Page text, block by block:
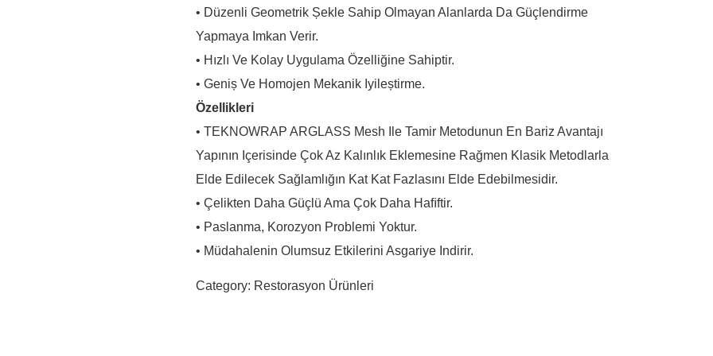
• Düzenli Geometrik Șekle Sahip Olmayan Alanlarda Da Güçlendirme
Yapmaya Imkan Verir.
• Hızlı Ve Kolay Uygulama Özelliğine Sahiptir.
• Geniș Ve Homojen Mekanik Iyileștirme.
Özellikleri
• TEKNOWRAP ARGLASS Mesh Ile Tamir Metodunun En Bariz Avantajı
Yapının Içerisinde Çok Az Kalınlık Eklemesine Rağmen Klasik Metodlarla
Elde Edilecek Sağlamlığın Kat Kat Fazlasını Elde Edebilmesidir.
• Çelikten Daha Güçlü Ama Çok Daha Haﬁftir.
• Paslanma, Korozyon Problemi Yoktur.
• Müdahalenin Olumsuz Etkilerini Asgariye Indirir.
Category: Restorasyon Ürünleri